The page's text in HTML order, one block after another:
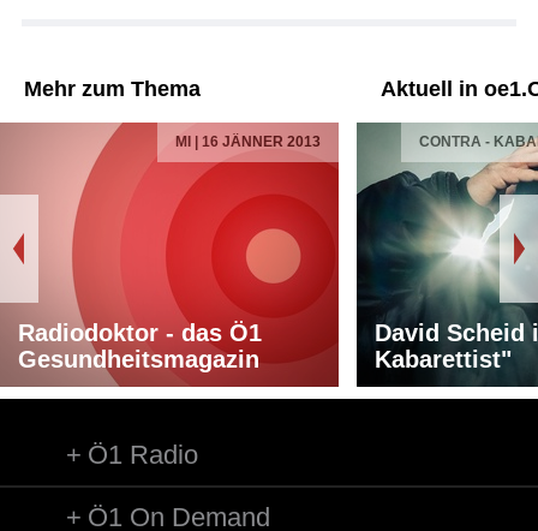
Mehr zum Thema
MI | 16 JÄNNER 2013
Radiodoktor - das Ö1
Gesundheitsmagazin
Aktuell in
CONTRA -
David Scheid
Kabarettist"
Ö1 Radio
Ö1 On Demand